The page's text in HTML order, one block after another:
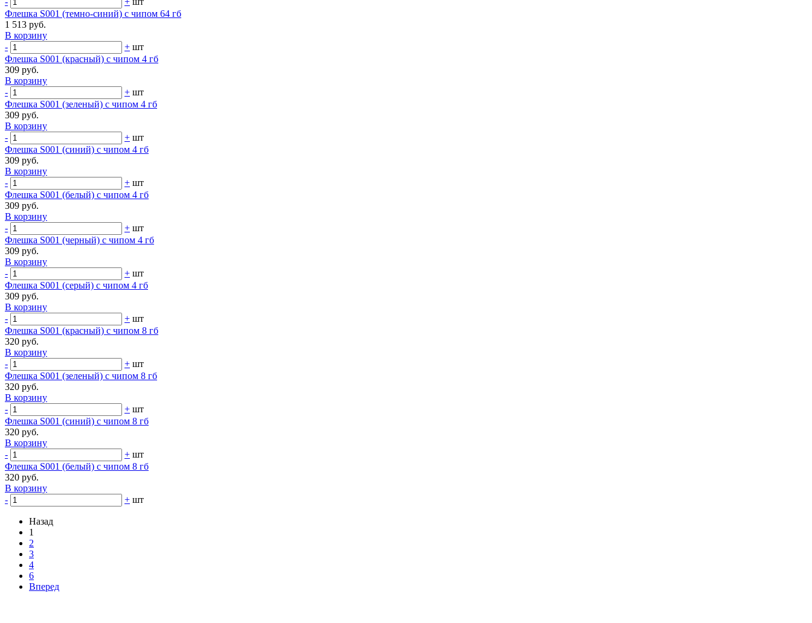
Флешка S001 (темно-синий) с чипом 64 гб
1 513 руб.
В корзину
-
+ шт
Флешка S001 (красный) с чипом 4 гб
309 руб.
В корзину
-
+ шт
Флешка S001 (зеленый) с чипом 4 гб
309 руб.
В корзину
-
+ шт
Флешка S001 (синий) с чипом 4 гб
309 руб.
В корзину
-
+ шт
Флешка S001 (белый) с чипом 4 гб
309 руб.
В корзину
-
+ шт
Флешка S001 (черный) с чипом 4 гб
309 руб.
В корзину
-
+ шт
Флешка S001 (серый) с чипом 4 гб
309 руб.
В корзину
-
+ шт
Флешка S001 (красный) с чипом 8 гб
320 руб.
В корзину
-
+ шт
Флешка S001 (зеленый) с чипом 8 гб
320 руб.
В корзину
-
+ шт
Флешка S001 (синий) с чипом 8 гб
320 руб.
В корзину
-
+ шт
Флешка S001 (белый) с чипом 8 гб
320 руб.
В корзину
-
+ шт
Назад
1
2
3
4
6
Вперед